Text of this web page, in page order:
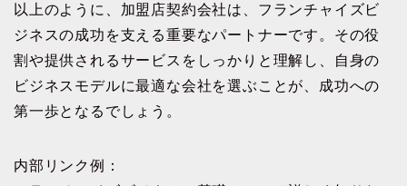
以上のように、加盟店契約会社は、フランチャイズビ
ジネスの成功を支える重要なパートナーです。その役
割や提供されるサービスをしっかりと理解し、自身の
ビジネスモデルに最適な会社を選ぶことが、成功への
第一歩となるでしょう。
内部リンク例：